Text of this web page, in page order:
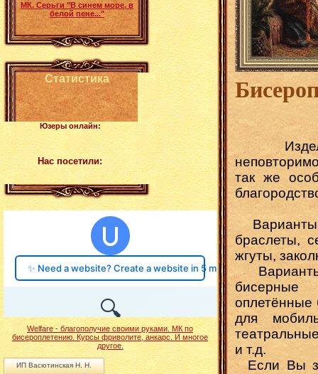
МК. Серьги "В синем море, в
белой пене..."
Статистика
Юзеры онлайн:
Нас посетили:
Welfare - благополучие своими руками. МК по
бисероплетению. Курсы фриволите, анкарс. И многое
другое.
ИП Васютинская Н. Н.
так же
Варианты
браслеты,
жгуты,
Варианты
оплетённые
для
и т.д.
Если Вы